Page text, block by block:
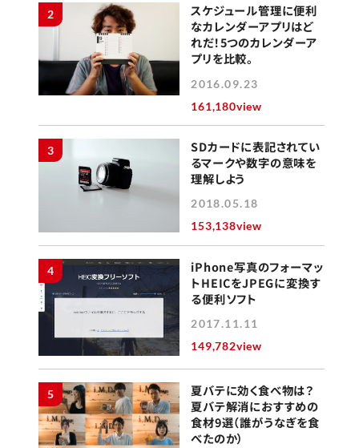
2
スケジュール管理に便利
なカレンダーアプリはど
れだ！5つのカレンダーア
プリを比較。
2016.09.23
161,180view
3
SDカードに表記されてい
るマークや数字の意味を
理解しよう
2018.05.18
153,138view
4
iPhone写真のフォーマッ
トHEICをJPEGに変換す
る便利ソフト
2017.11.11
149,782view
5
夏バテに効く食べ物は？
夏バテ解消におすすめの
食材9選（誰がうなぎを食
べたのか）